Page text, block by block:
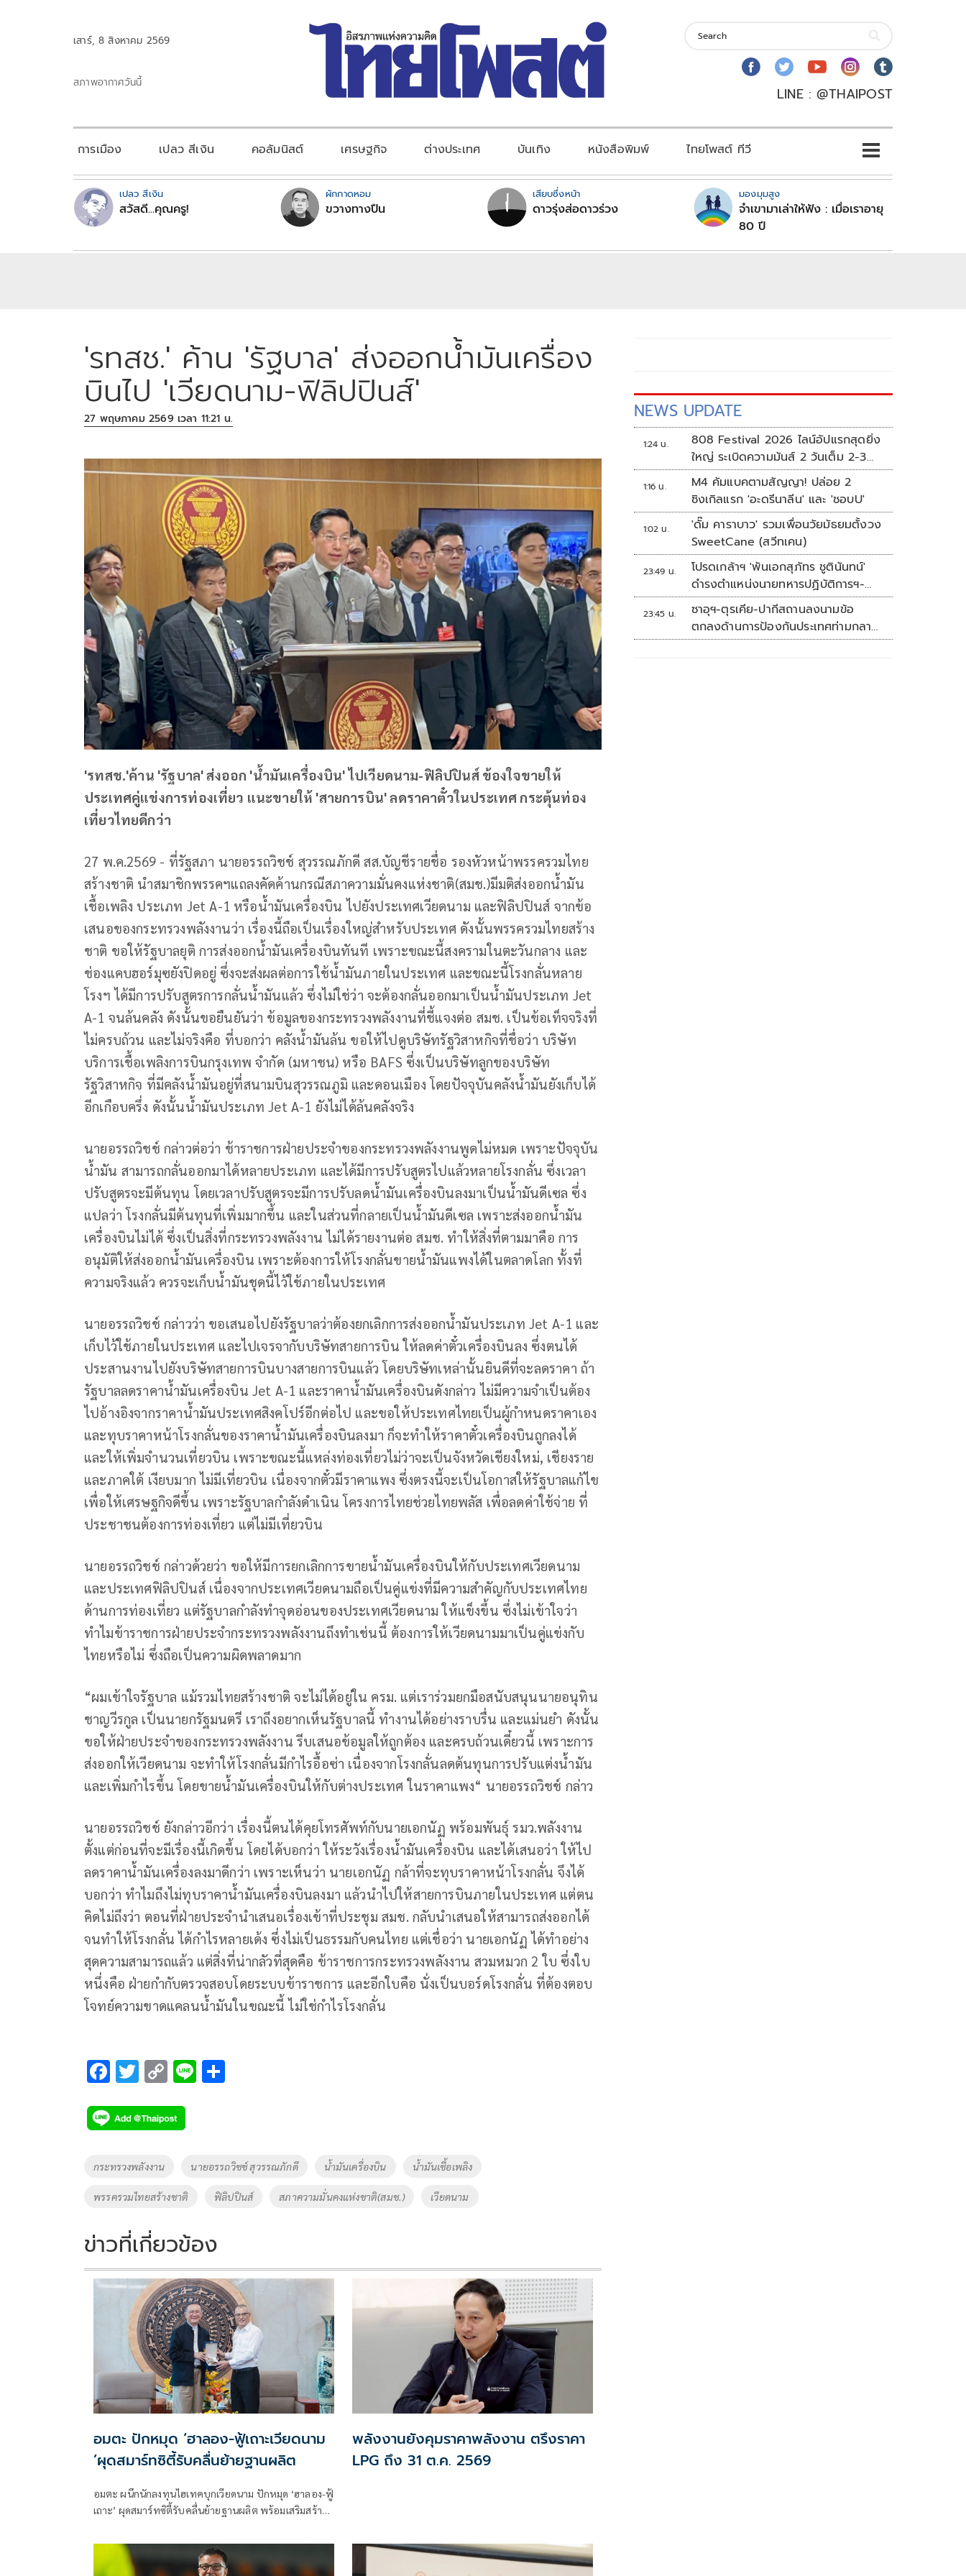
เสาร์, 8 สิงหาคม 2569
สภาพอากาศวันนี้
LINE : @THAIPOST
การเมือง เปลว สีเงิน คอลัมนิสต์ เศรษฐกิจ ต่างประเทศ บันเทิง หนังสือพิมพ์ ไทยโพสต์ ทีวี
เปลว สีเงิน
สวัสดี...คุณครู!
ผักกาดหอม
ขวางทางปืน
เสียบซึ่งหน้า
ดาวรุ่งส่อดาวร่วง
มองมุมสูง
จำเขามาเล่าให้ฟัง : เมื่อเราอายุ
80 ปี
'รทสช.' ค้าน 'รัฐบาล' ส่งออกน้ำมันเครื่อง
บินไป 'เวียดนาม-ฟิลิปปินส์'
27 พฤษภาคม 2569 เวลา 11:21 น.
'รทสช.'ค้าน 'รัฐบาล' ส่งออก 'น้ำมันเครื่องบิน' ไปเวียดนาม-ฟิลิปปินส์ ข้องใจขายให้
ประเทศคู่แข่งการท่องเที่ยว แนะขายให้ 'สายการบิน' ลดราคาตั๋วในประเทศ กระตุ้นท่อง
เที่ยวไทยดีกว่า
27 พ.ค.2569 - ที่รัฐสภา นายอรรถวิชช์ สุวรรณภักดี สส.บัญชีรายชื่อ รองหัวหน้าพรรครวมไทย
สร้างชาติ นำสมาชิกพรรคฯแถลงคัดค้านกรณีสภาความมั่นคงแห่งชาติ(สมช.)มีมติส่งออกน้ำมัน
เชื้อเพลิง ประเภท Jet A-1 หรือน้ำมันเครื่องบิน ไปยังประเทศเวียดนาม และฟิลิปปินส์ จากข้อ
เสนอของกระทรวงพลังงานว่า เรื่องนี้ถือเป็นเรื่องใหญ่สำหรับประเทศ ดังนั้นพรรครวมไทยสร้าง
ชาติ ขอให้รัฐบาลยุติ การส่งออกน้ำมันเครื่องบินทันที เพราะขณะนี้สงครามในตะวันกลาง และ
ช่องแคบฮอร์มุซยังปิดอยู่ ซึ่งจะส่งผลต่อการใช้น้ำมันภายในประเทศ และขณะนี้โรงกลั่นหลาย
โรงฯ ได้มีการปรับสูตรการกลั่นน้ำมันแล้ว ซึ่งไม่ใช่ว่า จะต้องกลั่นออกมาเป็นน้ำมันประเภท Jet
A-1 จนล้นคลัง ดังนั้นขอยืนยันว่า ข้อมูลของกระทรวงพลังงานที่ชี้แจงต่อ สมช. เป็นข้อเท็จจริงที่
ไม่ครบถ้วน และไม่จริงคือ ที่บอกว่า คลังน้ำมันล้น ขอให้ไปดูบริษัทรัฐวิสาหกิจที่ชื่อว่า บริษัท
บริการเชื้อเพลิงการบินกรุงเทพ จำกัด (มหาชน) หรือ BAFS ซึ่งเป็นบริษัทลูกของบริษัท
รัฐวิสาหกิจ ที่มีคลังน้ำมันอยู่ที่สนามบินสุวรรณภูมิ และดอนเมือง โดยปัจจุบันคลังน้ำมันยังเก็บได้
อีกเกือบครึ่ง ดังนั้นน้ำมันประเภท Jet A-1 ยังไม่ได้ล้นคลังจริง
นายอรรถวิชช์ กล่าวต่อว่า ช้าราชการฝ่ายประจำของกระทรวงพลังงานพูดไม่หมด เพราะปัจจุบัน
น้ำมัน สามารถกลั่นออกมาได้หลายประเภท และได้มีการปรับสูตรไปแล้วหลายโรงกลั่น ซึ่งเวลา
ปรับสูตรจะมีต้นทุน โดยเวลาปรับสูตรจะมีการปรับลดน้ำมันเครื่องบินลงมาเป็นน้ำมันดีเซล ซึ่ง
แปลว่า โรงกลั่นมีต้นทุนที่เพิ่มมากขึ้น และในส่วนที่กลายเป็นน้ำมันดีเซล เพราะส่งออกน้ำมัน
เครื่องบินไม่ได้ ซึ่งเป็นสิ่งที่กระทรวงพลังงาน ไม่ได้รายงานต่อ สมช. ทำให้สิ่งที่ตามมาคือ การ
อนุมัติให้ส่งออกน้ำมันเครื่องบิน เพราะต้องการให้โรงกลั่นขายน้ำมันแพงได้ในตลาดโลก ทั้งที่
ความจริงแล้ว ควรจะเก็บน้ำมันชุดนี้ไว้ใช้ภายในประเทศ
นายอรรถวิชช์ กล่าวว่า ขอเสนอไปยังรัฐบาลว่าต้องยกเลิกการส่งออกน้ำมันประเภท Jet A-1 และ
เก็บไว้ใช้ภายในประเทศ และไปเจรจากับบริษัทสายการบิน ให้ลดค่าตั๋วเครื่องบินลง ซึ่งตนได้
ประสานงานไปยังบริษัทสายการบินบางสายการบินแล้ว โดยบริษัทเหล่านั้นยินดีที่จะลดราคา ถ้า
รัฐบาลลดราคาน้ำมันเครื่องบิน Jet A-1 และราคาน้ำมันเครื่องบินดังกล่าว ไม่มีความจำเป็นต้อง
ไปอ้างอิงจากราคาน้ำมันประเทศสิงคโปร์อีกต่อไป และขอให้ประเทศไทยเป็นผู้กำหนดราคาเอง
และทุบราคาหน้าโรงกลั่นของราคาน้ำมันเครื่องบินลงมา ก็จะทำให้ราคาตั๋วเครื่องบินถูกลงได้
และให้เพิ่มจำนวนเที่ยวบิน เพราะขณะนี้แหล่งท่องเที่ยวไม่ว่าจะเป็นจังหวัดเชียงใหม่, เชียงราย
และภาคใต้ เงียบมาก ไม่มีเที่ยวบิน เนื่องจากตั๋วมีราคาแพง ซึ่งตรงนี้จะเป็นโอกาสให้รัฐบาลแก้ไข
เพื่อให้เศรษฐกิจดีขึ้น เพราะรัฐบาลกำลังดำเนิน โครงการไทยช่วยไทยพลัส เพื่อลดค่าใช้จ่าย ที่
ประชาชนต้องการท่องเที่ยว แต่ไม่มีเที่ยวบิน
นายอรรถวิชช์ กล่าวด้วยว่า ขอให้มีการยกเลิกการขายน้ำมันเครื่องบินให้กับประเทศเวียดนาม
และประเทศฟิลิปปินส์ เนื่องจากประเทศเวียดนามถือเป็นคู่แข่งที่มีความสำคัญกับประเทศไทย
ด้านการท่องเที่ยว แต่รัฐบาลกำลังทำจุดอ่อนของประเทศเวียดนาม ให้แข็งขึ้น ซึ่งไม่เข้าใจว่า
ทำไมข้าราชการฝ่ายประจำกระทรวงพลังงานถึงทำเช่นนี้ ต้องการให้เวียดนามมาเป็นคู่แข่งกับ
ไทยหรือไม่ ซึ่งถือเป็นความผิดพลาดมาก
“ผมเข้าใจรัฐบาล แม้รวมไทยสร้างชาติ จะไม่ได้อยู่ใน ครม. แต่เราร่วมยกมือสนับสนุนนายอนุทิน
ชาญวีรกูล เป็นนายกรัฐมนตรี เราถึงอยากเห็นรัฐบาลนี้ ทำงานได้อย่างราบรื่น และแม่นยำ ดังนั้น
ขอให้ฝ่ายประจำของกระทรวงพลังงาน รีบเสนอข้อมูลให้ถูกต้อง และครบถ้วนเดี๋ยวนี้ เพราะการ
ส่งออกให้เวียดนาม จะทำให้โรงกลั่นมีกำไรอื้อซ่า เนื่องจากโรงกลั่นลดต้นทุนการปรับแต่งน้ำมัน
และเพิ่มกำไรขึ้น โดยขายน้ำมันเครื่องบินให้กับต่างประเทศ ในราคาแพง“ นายอรรถวิชช์ กล่าว
นายอรรถวิชช์ ยังกล่าวอีกว่า เรื่องนี้ตนได้คุยโทรศัพท์กับนายเอกนัฏ พร้อมพันธุ์ รมว.พลังงาน
ตั้งแต่ก่อนที่จะมีเรื่องนี้เกิดขึ้น โดยได้บอกว่า ให้ระวังเรื่องน้ำมันเครื่องบิน และได้เสนอว่า ให้ไป
ลดราคาน้ำมันเครื่องลงมาดีกว่า เพราะเห็นว่า นายเอกนัฏ กล้าที่จะทุบราคาหน้าโรงกลั่น จึงได้
บอกว่า ทำไมถึงไม่ทุบราคาน้ำมันเครื่องบินลงมา แล้วนำไปให้สายการบินภายในประเทศ แต่ตน
คิดไม่ถึงว่า ตอนที่ฝ่ายประจำนำเสนอเรื่องเข้าที่ประชุม สมช. กลับนำเสนอให้สามารถส่งออกได้
จนทำให้โรงกลั่น ได้กำไรหลายเด้ง ซึ่งไม่เป็นธรรมกับคนไทย แต่เชื่อว่า นายเอกนัฏ ได้ทำอย่าง
สุดความสามารถแล้ว แต่สิ่งที่น่ากลัวที่สุดคือ ข้าราชการกระทรวงพลังงาน สวมหมวก 2 ใบ ซึ่งใบ
หนึ่งคือ ฝ่ายกำกับตรวจสอบโดยระบบข้าราชการ และอีกใบคือ นั่งเป็นบอร์ดโรงกลั่น ที่ต้องตอบ
โจทย์ความขาดแคลนน้ำมันในขณะนี้ ไม่ใช่กำไรโรงกลั่น
F
e
b
o
k
T
tt
er
C
p
y
k
Li
Tags
กระทรวงพลังงาน นายอรรถวิชช์ สุวรรณภักดี น้ำมันเครื่องบิน น้ำมันเชื้อเพลิง
พรรครวมไทยสร้างชาติ ฟิลิปปินส์ สภาความมั่นคงแห่งชาติ(สมช.) เวียดนาม
ข่าวที่เกี่ยวข้อง
อมตะ ปักหมุด ‘ฮาลอง-ฟู้เถาะเวียดนาม
’ผุดสมาร์ทซิตี้รับคลื่นย้ายฐานผลิต
อมตะ ผนึกนักลงทุนไฮเทคบุกเวียดนาม ปักหมุด ‘ฮาลอง-ฟู้
เถาะ’ ผุดสมาร์ทซิตี้รับคลื่นย้ายฐานผลิต พร้อมเสริมสร้าง
ทางเศรษฐกิจอย่างยั่งยืนในระยะยาว
พลังงานยังคุมราคาพลังงาน ตรึงราคา
LPG ถึง 31 ต.ค. 2569
NEWS UPDATE
1:24 น.
808 Festival 2026 ไลน์อัปแรกสุดยิ่ง
ใหญ่ ระเบิดความมันส์ 2 วันเต็ม 2-3
ต.ค.นี้
1:16 น.
M4 คัมแบคตามสัญญา! ปล่อย 2
ซิงเกิลแรก 'อะดรีนาลีน' และ 'ชอบU'
1:02 น.
'ดั๊ม คาราบาว' รวมเพื่อนวัยมัธยมตั้งวง
SweetCane (สวีทเคน)
23:49 น.
โปรดเกล้าฯ 'พันเอกสุภัทร ชูตินันทน์'
ดำรงตำแหน่งนายทหารปฏิบัติการฯ-
พระราชทานยศ 'พลตรี'
23:45 น.
ซาอุฯ-ตุรเคีย-ปากีสถานลงนามข้อ
ตกลงด้านการป้องกันประเทศท่ามกลาง
สงครามในภูมิภาค